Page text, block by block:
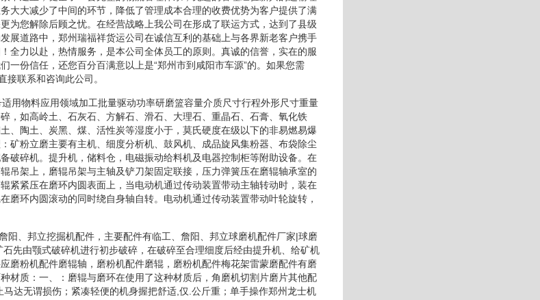
大大减少了中间的环节，降低了管理成本合理的收费优势为客户提供了满
为您解除后顾之忧。在经营战略上我公司在形成了联运方式，达到了县级
展道路中，郑州瑞福祥货运公司在诚信互利的基础上与各界新老客户携手
全力以赴，热情服务，是本公司全体员工的原则。真诚的信誉，实在的服
一份信任，还您百分百满意以上是“郑州市到咸阳市车源”的。如果您需
接联系和咨询此公司。
用物料应用领域加工批量驱动功率研磨篮容量介质尺寸行程外形尺寸重量
，如高岭土、石灰石、方解石、滑石、大理石、重晶石、石膏、氧化铁
、陶土、炭黑、煤、活性炭等湿度小于，莫氏硬度在级以下的非易燃易爆
矿粉立磨主要有主机、细度分析机、鼓风机、成品旋风集粉器、布袋除尘
破碎机。提升机，储料仓，电磁振动给料机及电器控制柜等附助设备。在
吊架上，磨辊吊架与主轴及铲刀架固定联接，压力弹簧压在磨辊轴承室的
紧紧压在磨环内圆表面上，当电动机通过传动装置带动主轴转动时，装在
磨环内圆滚动的同时绕自身轴自转。电动机通过传动装置带动叶轮旋转，
阳、邦立挖掘机配件，主要配件有临工、詹阳、邦立球磨机配件厂家|球磨
先由颚式破碎机进行初步破碎，在破碎至合理细度后经由提升机、给矿机
磨粉机配件磨辊轴，磨粉机配件磨辊，磨粉机配件梅花架雷蒙磨配件有磨
材质：一、：磨辊与磨环在使用了这种材质后，角磨机切割片磨片其他配
达无谓损伤；紧凑轻便的机身握把舒适,仅.公斤重；单手操作郑州龙士机